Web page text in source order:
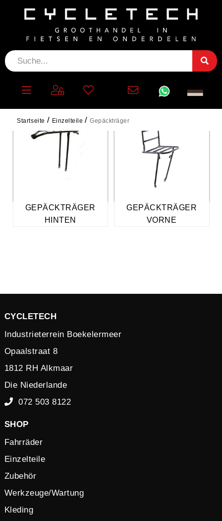
Startseite Einzelteile Gepäckträger
GEPÄCKTRÄGER
GEPÄCKTRÄGER
HINTEN
GEPÄCKTRÄGER
VORNE
CYCLETECH
Industrieterrein Boekelermeer
Opaalstraat 8
1812 RH Alkmaar
Die Niederlande
072 503 8122
SHOP
Fahrräder
Einzelteile
Zubehör
Werkzeuge/Wartung
Kleding